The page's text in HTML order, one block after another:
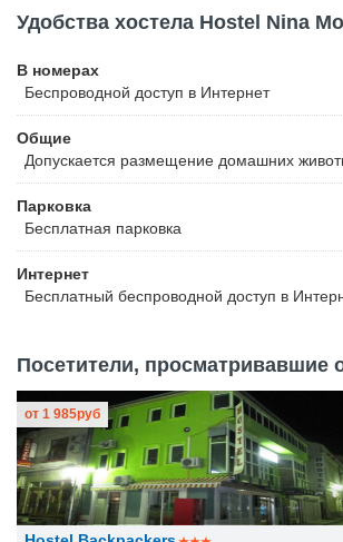
Удобства хостела Hostel Nina
В номерах
Беспроводной доступ в Интернет
Общие
Допускается размещение домашних
Парковка
Бесплатная парковка
Интернет
Бесплатный беспроводной доступ в
Посетители, просматривавшие
от 1 985руб